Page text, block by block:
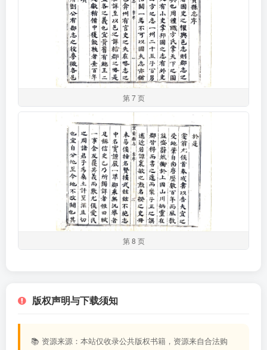
第 7 页
第 8 页
版权声明与下载须知
📚 资源来源：本站仅收录公共版权书籍，资源来自合法购